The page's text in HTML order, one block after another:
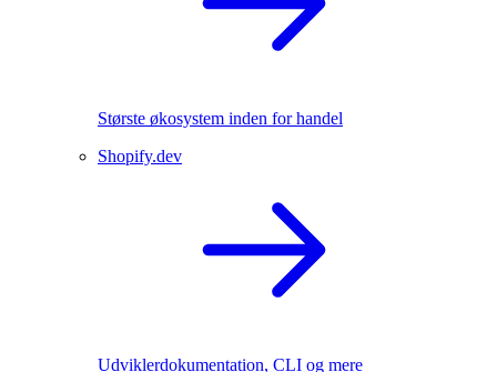
Største økosystem inden for handel
Shopify.dev
Udviklerdokumentation, CLI og mere